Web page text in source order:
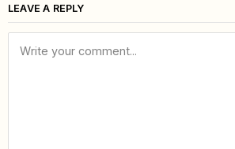
LEAVE A REPLY